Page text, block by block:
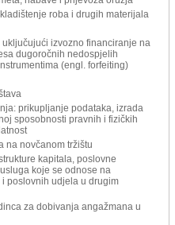
roba i drugih materijala
izvozno financiranje na
dugoročnih nedospjelih
(engl. forfeiting)
prikupljanje podataka, izrada
sposobnosti pravnih i fizičkih
na novčanom tržištu
kapitala, poslovne
koje se odnose na
poslovnih udjela u drugim
za dobivanja angažmana u